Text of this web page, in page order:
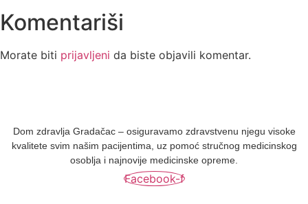
Komentariši
Morate biti prijavljeni da biste objavili komentar.
Dom zdravlja Gradačac – osiguravamo zdravstvenu njegu visoke
kvalitete svim našim pacijentima, uz pomoć stručnog medicinskog
osoblja i najnovije medicinske opreme.
Facebook-f